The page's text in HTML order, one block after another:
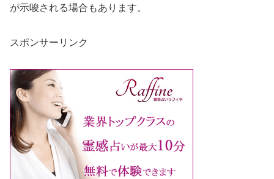
が示唆される場合もあります。
スポンサーリンク